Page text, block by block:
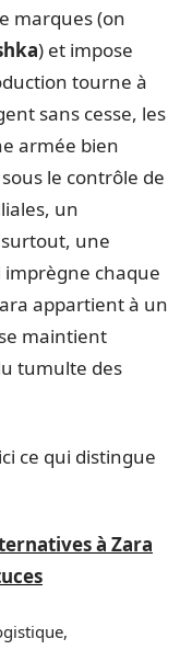
marques (on
) et impose
tourne à
sans cesse, les
armée bien
le contrôle de
un
une
chaque
appartient à un
maintient
tumulte des
ce qui distingue
à Zara